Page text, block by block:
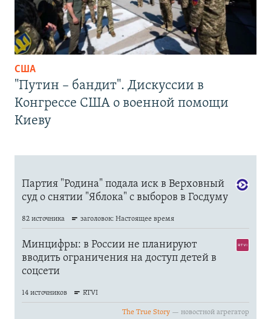
США
"Путин – бандит". Дискуссии в
Конгрессе США о военной помощи
Киеву